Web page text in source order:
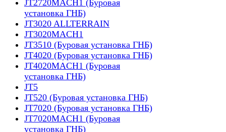
JT2720MACH1 (Буровая
установка ГНБ)
JT3020 ALLTERRAIN
JT3020MACH1
JT3510 (Буровая установка ГНБ)
JT4020 (Буровая установка ГНБ)
JT4020MACH1 (Буровая
установка ГНБ)
JT5
JT520 (Буровая установка ГНБ)
JT7020 (Буровая установка ГНБ)
JT7020MACH1 (Буровая
установка ГНБ)